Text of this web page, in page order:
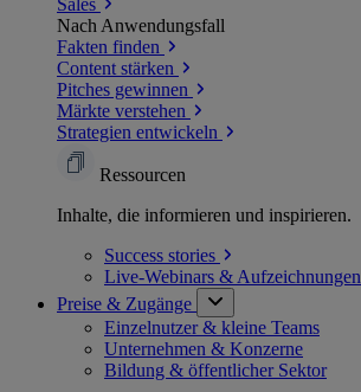
Sales
Nach Anwendungsfall
Fakten finden
Content stärken
Pitches gewinnen
Märkte verstehen
Strategien entwickeln
Ressourcen
Inhalte, die informieren und inspirieren.
Success stories
Live-Webinars & Aufzeichnungen
Preise & Zugänge
Einzelnutzer & kleine Teams
Unternehmen & Konzerne
Bildung & öffentlicher Sektor